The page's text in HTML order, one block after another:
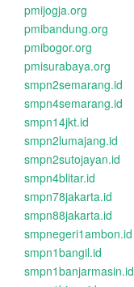
pmijogja.org
pmibandung.org
pmibogor.org
pmisurabaya.org
smpn2semarang.id
smpn4semarang.id
smpn14jkt.id
smpn2lumajang.id
smpn2sutojayan.id
smpn4blitar.id
smpn78jakarta.id
smpn88jakarta.id
smpnegeri1ambon.id
smpn1bangil.id
smpn1banjarmasin.id